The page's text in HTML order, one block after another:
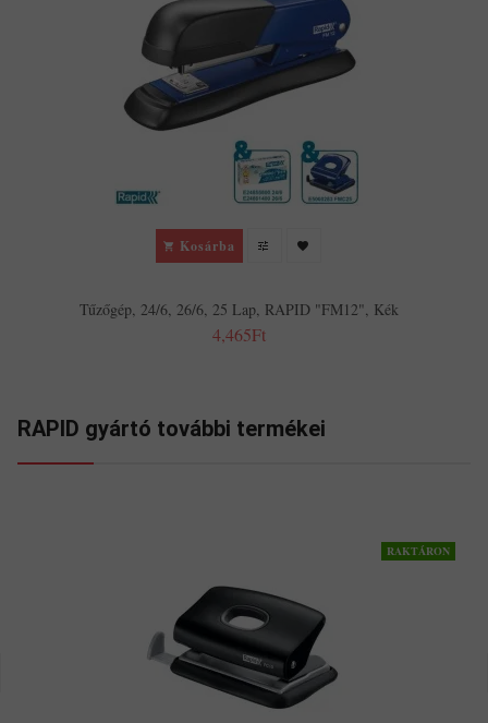
Kosárba
Tűzőgép, 24/6, 26/6, 25 Lap, RAPID "FM12", Kék
4,465Ft
RAPID gyártó további termékei
RAKTÁRON